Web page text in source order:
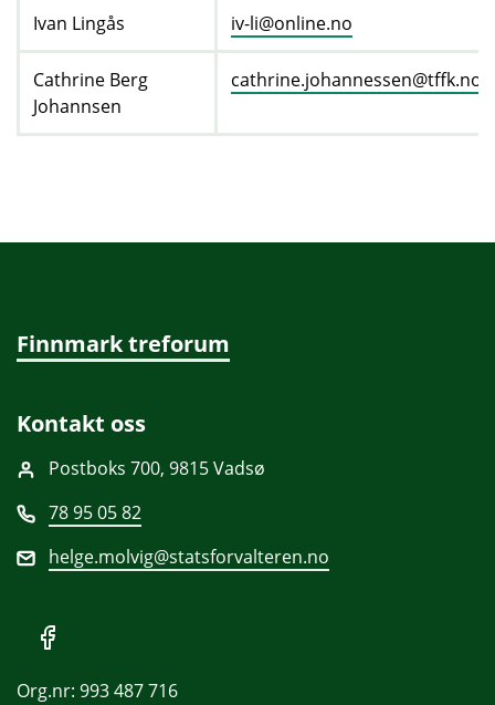
Ivan Lingås iv-li@online.no
Cathrine Berg
Johannsen
cathrine.johannessen@tffk.no
Finnmark treforum
Kontakt oss
Postboks 700, 9815 Vadsø
78 95 05 82
helge.molvig@statsforvalteren.no
Org.nr: 993 487 716